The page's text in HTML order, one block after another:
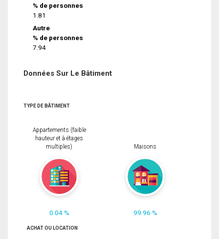
% de personnes
1.81
Autre
% de personnes
7.94
Données Sur Le Bâtiment
TYPE DE BÂTIMENT
Appartements (faible
hauteur et à étages
multiples)
0.04 %
Maisons
99.96 %
ACHAT OU LOCATION